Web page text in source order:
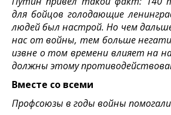
для бойцов голодающие
людей был настрой. Но чем
нас от войны, тем больше
извне о том времени влияет на
должны этому
Вместе со всеми
Профсоюзы в годы войны